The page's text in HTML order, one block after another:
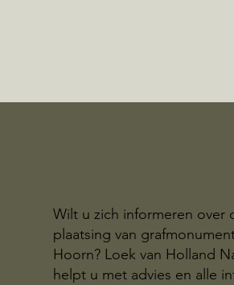
Wilt u zich informeren over
plaatsing van
Hoorn? Loek van Holland
helpt u met advies en alle